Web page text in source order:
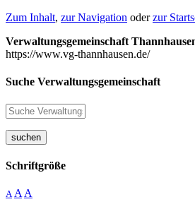
Zum Inhalt, zur Navigation oderzur
Verwaltungsgemeinschaft
https://www.vg-thannhausen.de/
Suche Verwaltungsgemeinschaft
suchen
Schriftgröße
A A A